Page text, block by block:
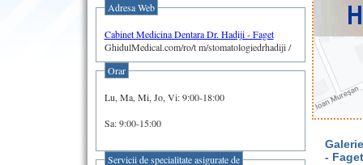
Adresa Web
Cabinet Medicina Dentara Dr. Hadiji - Faget
GhidulMedical.com/ro/t m/stomatologiedrhadiji /
Orar
Lu, Ma, Mi, Jo, Vi: 9:00-18:00
Sa: 9:00-15:00
Servicii de specialitate asigurate de
- Faget